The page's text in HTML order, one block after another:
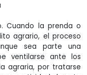
Cuando la prenda o
agrario, el proceso
sea parte una
ventilarse ante los
agraria, por tratarse